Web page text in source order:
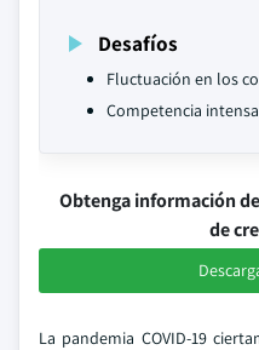
Desafíos
Fluctuación en los
Competencia
Obtenga información
de
La pandemia COVID-19